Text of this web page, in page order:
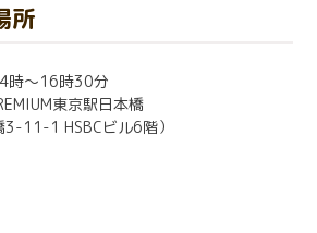
所
時～16時30分
東京駅日本橋
3-11-1 HSBCビル6階）